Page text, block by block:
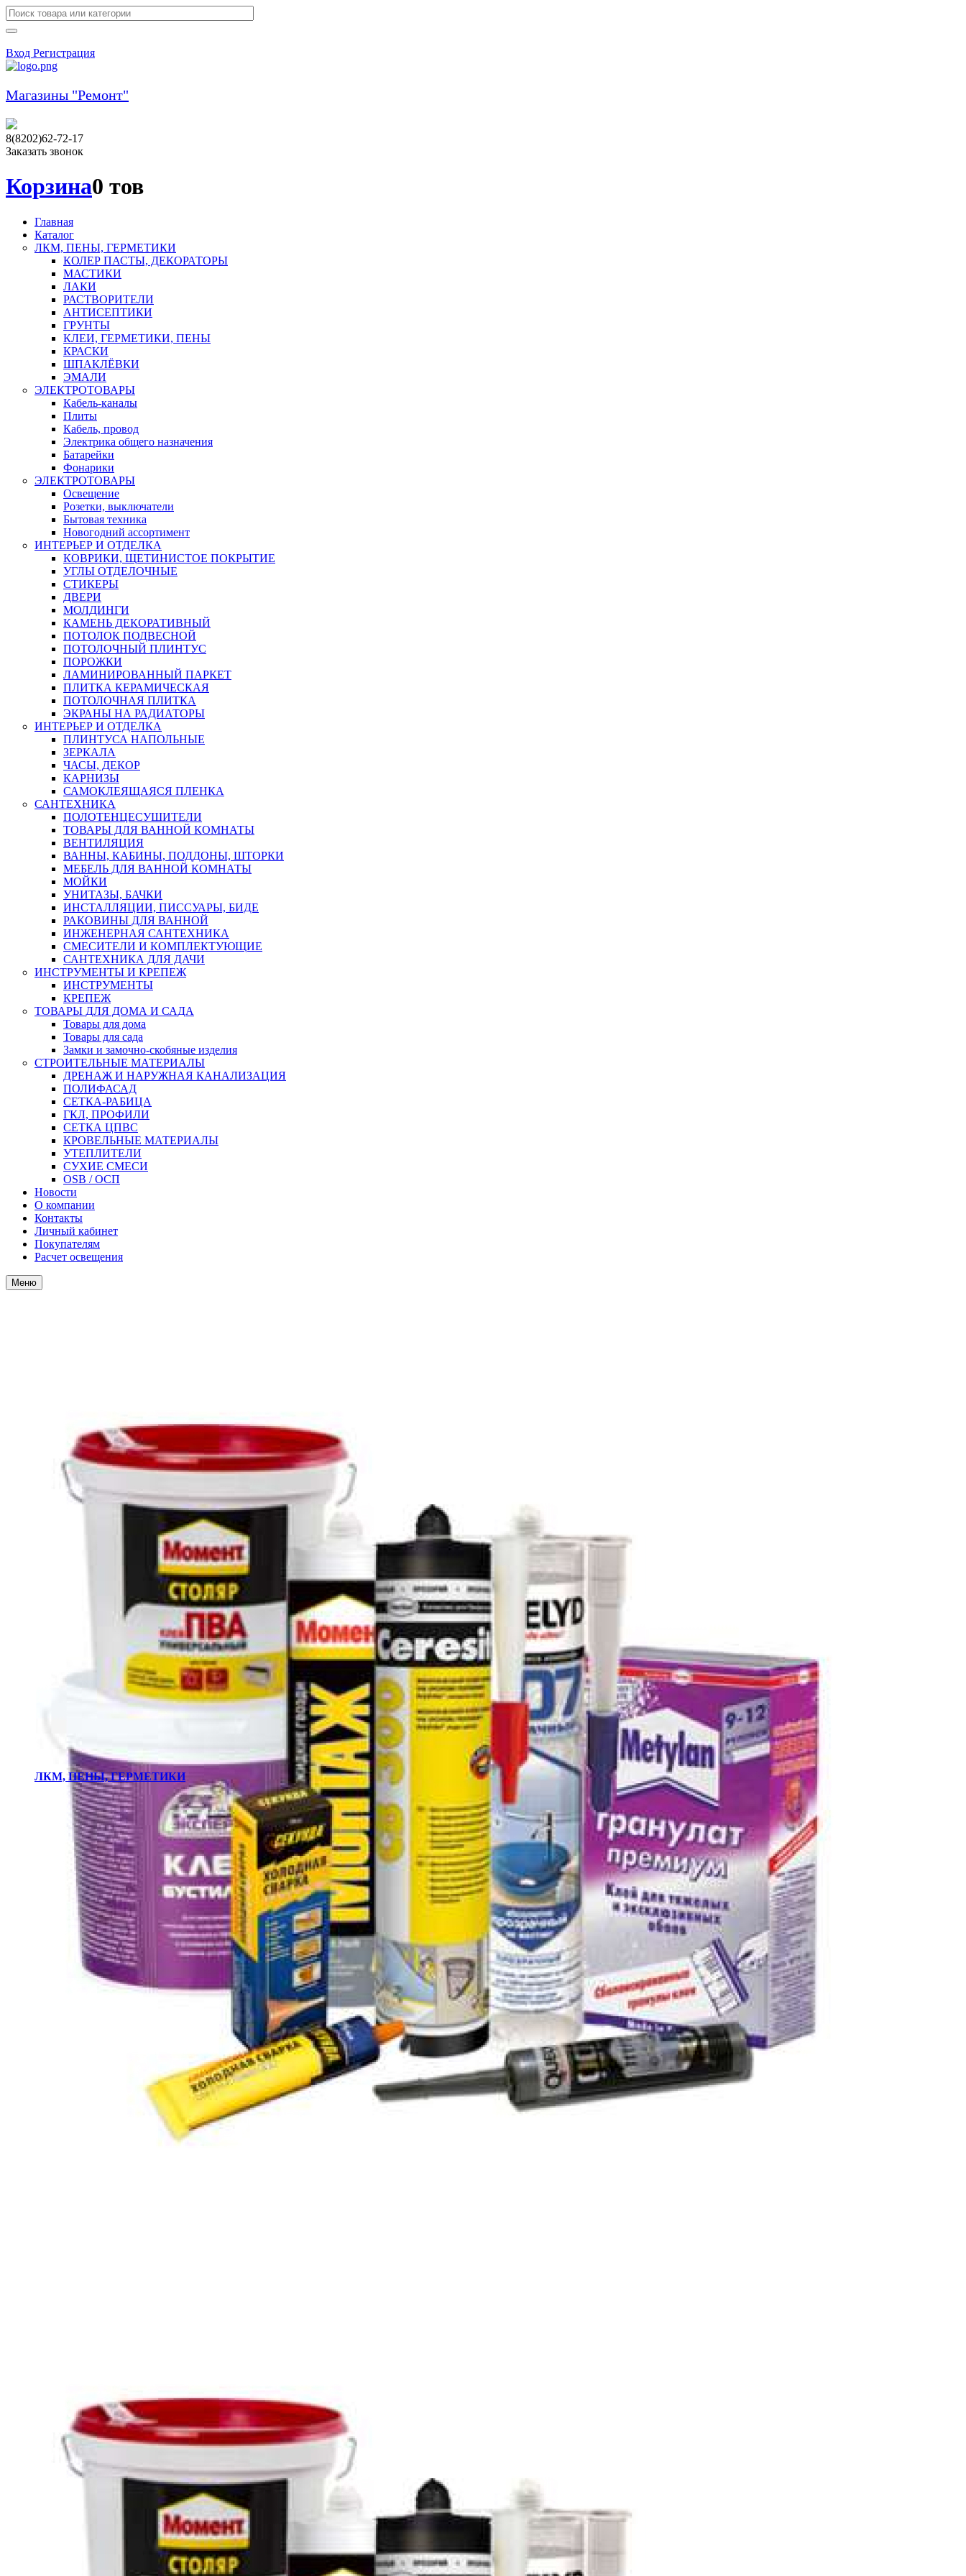
Вход Регистрация
Магазины "Ремонт"
8(8202)62-72-17
Заказать звонок
Корзина0 тов
Главная
Каталог
ЛКМ, ПЕНЫ, ГЕРМЕТИКИ
КОЛЕР ПАСТЫ, ДЕКОРАТОРЫ
МАСТИКИ
ЛАКИ
РАСТВОРИТЕЛИ
АНТИСЕПТИКИ
ГРУНТЫ
КЛЕИ, ГЕРМЕТИКИ, ПЕНЫ
КРАСКИ
ШПАКЛЁВКИ
ЭМАЛИ
ЭЛЕКТРОТОВАРЫ
Кабель-каналы
Плиты
Кабель, провод
Электрика общего назначения
Батарейки
Фонарики
ЭЛЕКТРОТОВАРЫ
Освещение
Розетки, выключатели
Бытовая техника
Новогодний ассортимент
ИНТЕРЬЕР И ОТДЕЛКА
КОВРИКИ, ЩЕТИНИСТОЕ ПОКРЫТИЕ
УГЛЫ ОТДЕЛОЧНЫЕ
СТИКЕРЫ
ДВЕРИ
МОЛДИНГИ
КАМЕНЬ ДЕКОРАТИВНЫЙ
ПОТОЛОК ПОДВЕСНОЙ
ПОТОЛОЧНЫЙ ПЛИНТУС
ПОРОЖКИ
ЛАМИНИРОВАННЫЙ ПАРКЕТ
ПЛИТКА КЕРАМИЧЕСКАЯ
ПОТОЛОЧНАЯ ПЛИТКА
ЭКРАНЫ НА РАДИАТОРЫ
ИНТЕРЬЕР И ОТДЕЛКА
ПЛИНТУСА НАПОЛЬНЫЕ
ЗЕРКАЛА
ЧАСЫ, ДЕКОР
КАРНИЗЫ
САМОКЛЕЯЩАЯСЯ ПЛЕНКА
САНТЕХНИКА
ПОЛОТЕНЦЕСУШИТЕЛИ
ТОВАРЫ ДЛЯ ВАННОЙ КОМНАТЫ
ВЕНТИЛЯЦИЯ
ВАННЫ, КАБИНЫ, ПОДДОНЫ, ШТОРКИ
МЕБЕЛЬ ДЛЯ ВАННОЙ КОМНАТЫ
МОЙКИ
УНИТАЗЫ, БАЧКИ
ИНСТАЛЛЯЦИИ, ПИССУАРЫ, БИДЕ
РАКОВИНЫ ДЛЯ ВАННОЙ
ИНЖЕНЕРНАЯ САНТЕХНИКА
СМЕСИТЕЛИ И КОМПЛЕКТУЮЩИЕ
САНТЕХНИКА ДЛЯ ДАЧИ
ИНСТРУМЕНТЫ И КРЕПЕЖ
ИНСТРУМЕНТЫ
КРЕПЕЖ
ТОВАРЫ ДЛЯ ДОМА И САДА
Товары для дома
Товары для сада
Замки и замочно-скобяные изделия
СТРОИТЕЛЬНЫЕ МАТЕРИАЛЫ
ДРЕНАЖ И НАРУЖНАЯ КАНАЛИЗАЦИЯ
ПОЛИФАСАД
СЕТКА-РАБИЦА
ГКЛ, ПРОФИЛИ
СЕТКА ЦПВС
КРОВЕЛЬНЫЕ МАТЕРИАЛЫ
УТЕПЛИТЕЛИ
СУХИЕ СМЕСИ
OSB / ОСП
Новости
О компании
Контакты
Личный кабинет
Покупателям
Расчет освещения
Меню
ЛКМ, ПЕНЫ, ГЕРМЕТИКИ